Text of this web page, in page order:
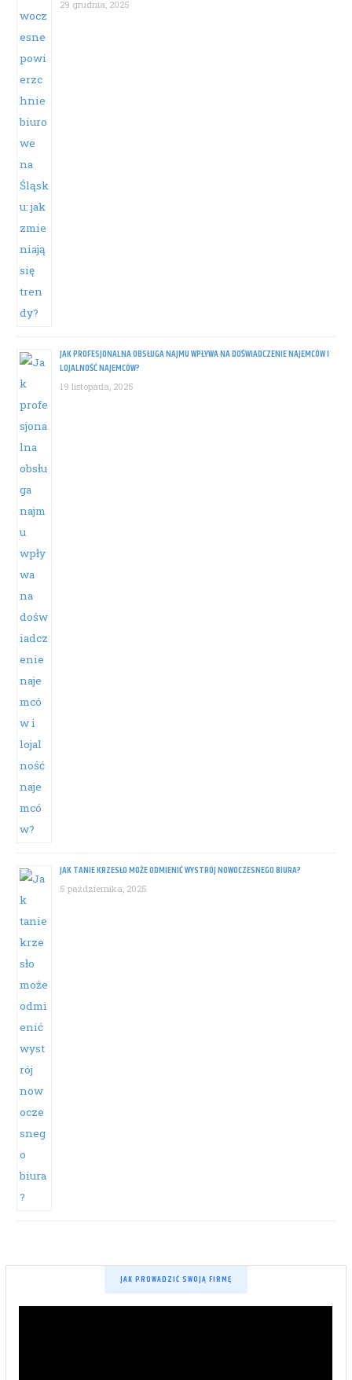
29 grudnia, 2025
JAK PROFESJONALNA OBSŁUGA NAJMU WPŁYWA NA DOŚWIADCZENIE NAJEMCÓW I
LOJALNOŚĆ NAJEMCÓW?
19 listopada, 2025
JAK TANIE KRZESŁO MOŻE ODMIENIĆ WYSTRÓJ NOWOCZESNEGO BIURA?
5 października, 2025
JAK PROWADZIĆ SWOJĄ FIRMĘ